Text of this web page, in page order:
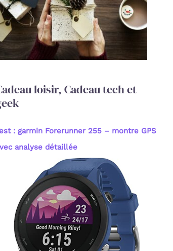
loisir, Cadeau tech et
: garmin Forerunner 255 – montre GPS
analyse détaillée